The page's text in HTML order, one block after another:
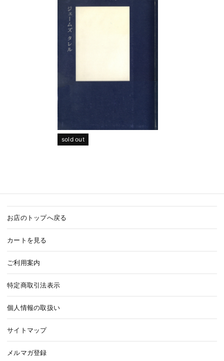
sold out
お店のトップへ戻る
カートを見る
ご利用案内
特定商取引法表示
個人情報の取扱い
サイトマップ
メルマガ登録